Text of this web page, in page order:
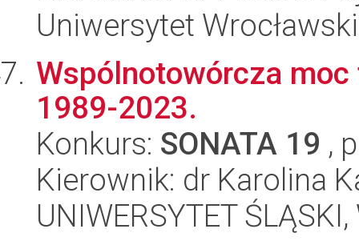
Uniwersytet
Wspólnotowórcza
1989-2023.
Konkurs: SONATA 19 ,
Kierownik: dr Karolina
UNIWERSYTET